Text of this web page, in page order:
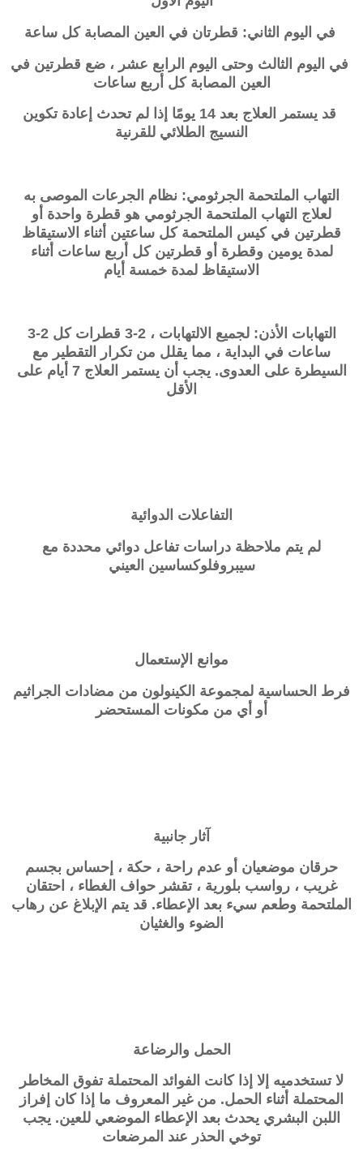
في اليوم الثاني: قطرتان في العين المصابة كل ساعة
في اليوم الثالث وحتى اليوم الرابع عشر ، ضع قطرتين في
العين المصابة كل أربع ساعات
قد يستمر العلاج بعد 14 يومًا إذا لم تحدث إعادة تكوين
النسيج الطلائي للقرنية
التهاب الملتحمة الجرثومي: نظام الجرعات الموصى به
لعلاج التهاب الملتحمة الجرثومي هو قطرة واحدة أو
قطرتين في كيس الملتحمة كل ساعتين أثناء الاستيقاظ
لمدة يومين وقطرة أو قطرتين كل أربع ساعات أثناء
الاستيقاظ لمدة خمسة أيام
التهابات الأذن: لجميع الالتهابات ، 2-3 قطرات كل 2-3
ساعات في البداية ، مما يقلل من تكرار التقطير مع
السيطرة على العدوى. يجب أن يستمر العلاج 7 أيام على
الأقل
التفاعلات الدوائية
لم يتم ملاحظة دراسات تفاعل دوائي محددة مع
سيبروفلوكساسين العيني
موانع الإستعمال
فرط الحساسية لمجموعة الكينولون من مضادات الجراثيم
أو أي من مكونات المستحضر
آثار جانبية
حرقان موضعيان أو عدم راحة ، حكة ، إحساس بجسم
غريب ، رواسب بلورية ، تقشر حواف الغطاء ، احتقان
الملتحمة وطعم سيء بعد الإعطاء. قد يتم الإبلاغ عن رهاب
الضوء والغثيان
الحمل والرضاعة
لا تستخدميه إلا إذا كانت الفوائد المحتملة تفوق المخاطر
المحتملة أثناء الحمل. من غير المعروف ما إذا كان إفراز
اللبن البشري يحدث بعد الإعطاء الموضعي للعين. يجب
توخي الحذر عند المرضعات